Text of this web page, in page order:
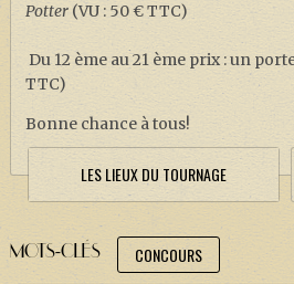
Potter(VU : 50 € TTC)
Du 12 ème au 21 ème prix : un
TTC)
Bonne chance à tous!
LES LIEUX DU TOURNAGE
MOTS-CLÉS CONCOURS